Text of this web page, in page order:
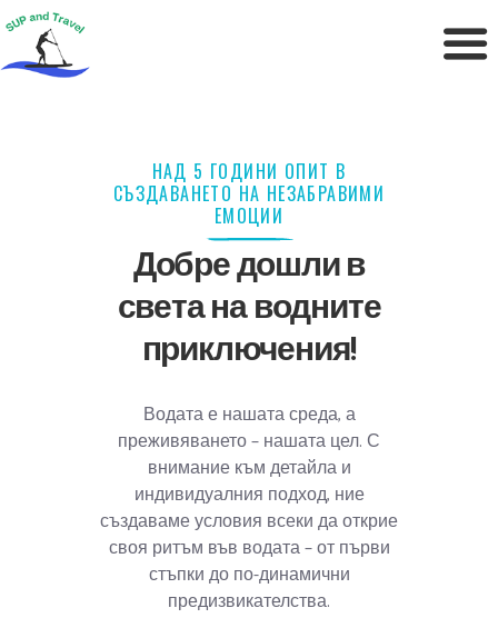
НАД 5 ГОДИНИ ОПИТ В
СЪЗДАВАНЕТО НА НЕЗАБРАВИМИ
ЕМОЦИИ
Добре дошли в
света на водните
приключения!
Водата е нашата среда, а
преживяването – нашата цел. С
внимание към детайла и
индивидуалния подход, ние
създаваме условия всеки да открие
своя ритъм във водата – от първи
стъпки до по-динамични
предизвикателства.